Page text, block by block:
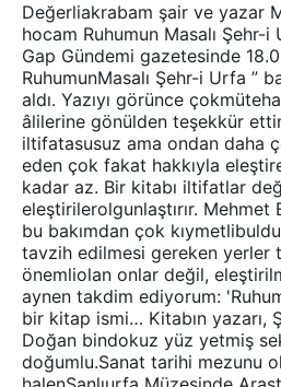
Değerliakrabam şair ve yazar
hocam Ruhumun Masalı Şehr-i
Gap Gündemi gazetesinde
RuhumunMasalı Şehr-i Urfa ”
aldı. Yazıyı görünce
âlilerine gönülden teşekkür
iltifatasusuz ama ondan daha
eden çok fakat hakkıyla
kadar az. Bir kitabı iltifatlar
eleştirilerolgunlaştırır. Mehmet
bu bakımdan çok
tavzih edilmesi gereken yerler
önemliolan onlar değil,
aynen takdim ediyorum:
bir kitap ismi… Kitabın yazarı,
Doğan bindokuz yüz yetmiş
doğumlu.Sanat tarihi mezunu